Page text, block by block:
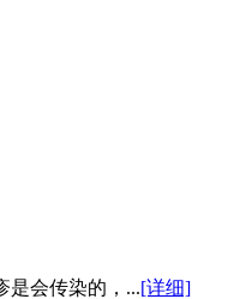
是会传染的，...[详细]